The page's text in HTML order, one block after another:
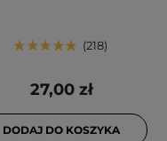
218
27,00 zł
DODAJ DO KOSZYKA